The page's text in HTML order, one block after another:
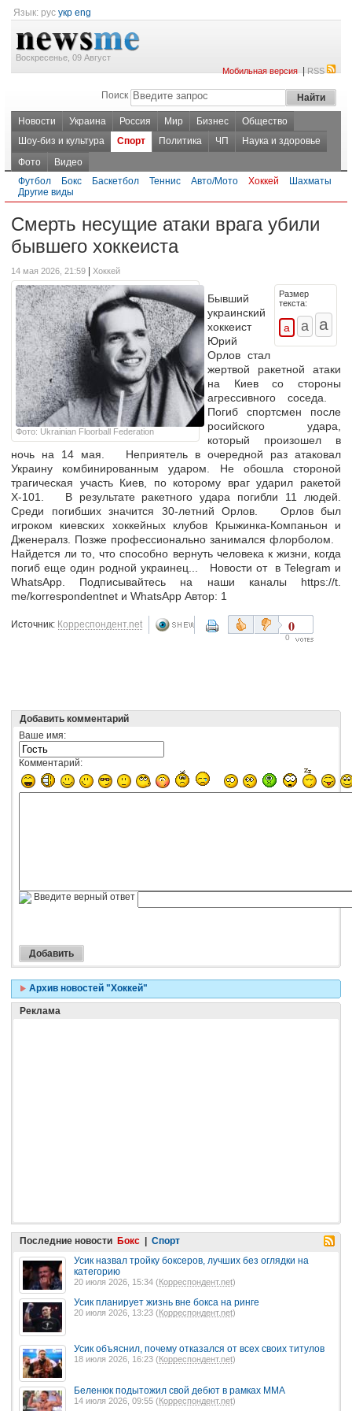
Язык: рус укр eng
Воскресенье, 09 Август
Мобильная версия|RSS
Поиск
Новости Украина Россия Мир Бизнес
Общество
Шоу-биз и культура
Спорт Политика ЧП
Наука и здоровье
Фото
Видео
Футбол
Бокс Баскетбол Теннис Авто/Мото Хоккей
Шахматы
Другие виды
Смерть несущие атаки врага убили
бывшего хоккеиста
14 мая 2026, 21:59 Хоккей
Фото: Ukrainian Floorball Federation
Размер
текста:
Бывший
украинский
хоккеист
Юрий
Орлов стал
жертвой ракетной атаки
на Киев со стороны
агрессивного соседа.
Погиб спортсмен после
росийского удара,
который произошел в
ночь на 14 мая. Неприятель в очередной раз атаковал
Украину комбинированным ударом. Не обошла стороной
трагическая участь Киев, по которому враг ударил ракетой
Х-101. В результате ракетного удара погибли 11 людей.
Среди погибших значится 30-летний Орлов. Орлов был
игроком киевских хоккейных клубов Крыжинка-Компаньон и
Дженералз. Позже профессионально занимался флорболом.
Найдется ли то, что способно вернуть человека к жизни, когда
погиб еще один родной украинец... Новости от в Telegram и
WhatsApp. Подписывайтесь на наши каналы https://t.
me/korrespondentnet и WhatsApp Автор: 1
Источник: Корреспондент.net 0
0
Добавить комментарий
Ваше имя:
Комментарий:
Введите верный ответ
Архив новостей "Хоккей"
Реклама
Последние новости Бокс | Спорт
Усик назвал тройку боксеров, лучших без оглядки на
категорию
20 июля 2026, 15:34 (Корреспондент.net)
Усик планирует жизнь вне бокса на ринге
20 июля 2026, 13:23 (Корреспондент.net)
Усик объяснил, почему отказался от всех своих титулов
18 июля 2026, 16:23 (Корреспондент.net)
Беленюк подытожил свой дебют в рамках ММА
14 июля 2026, 09:55 (Корреспондент.net)